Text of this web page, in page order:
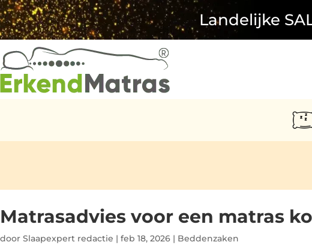
Landelijke
Matrasadvies voor een matras
door Slaapexpert redactie | feb 18, 2026 | Beddenzaken